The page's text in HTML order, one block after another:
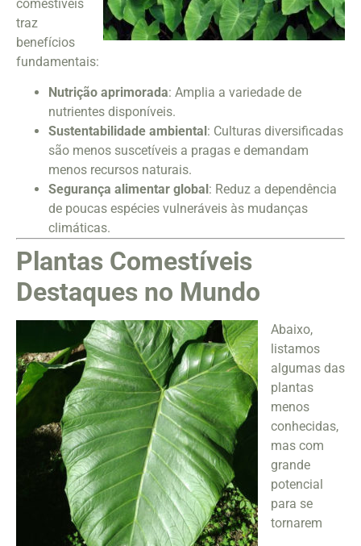
comestíveis
traz
benefícios
fundamentais:
Nutrição aprimorada: Amplia a variedade de
nutrientes disponíveis.
Sustentabilidade ambiental: Culturas diversificadas
são menos suscetíveis a pragas e demandam
menos recursos naturais.
Segurança alimentar global: Reduz a dependência
de poucas espécies vulneráveis às mudanças
climáticas.
Plantas Comestíveis
Destaques no Mundo
Abaixo,
listamos
algumas das
plantas
menos
conhecidas,
mas com
grande
potencial
para se
tornarem